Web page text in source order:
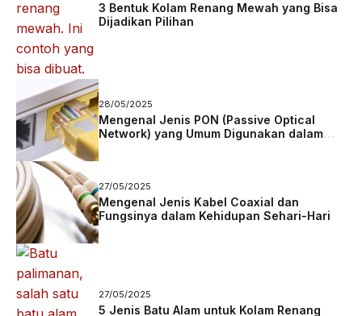
3 Bentuk Kolam Renang Mewah yang Bisa
Dijadikan Pilihan
28/05/2025
Mengenal Jenis PON (Passive Optical
Network) yang Umum Digunakan dalam
27/05/2025
Mengenal Jenis Kabel Coaxial dan
Fungsinya dalam Kehidupan Sehari-Hari
27/05/2025
5 Jenis Batu Alam untuk Kolam Renang